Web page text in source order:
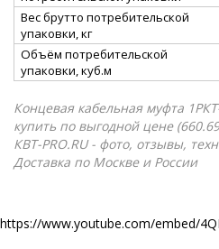
Вес брутто потребительской
упаковки, кг
Объём потребительской
упаковки, куб.м
Концевая кабельная муфта
купить по выгодной цене
КВТ-PRO.RU - фото, отзывы,
Доставка по Москве и России
https://www.youtube.com/embed/